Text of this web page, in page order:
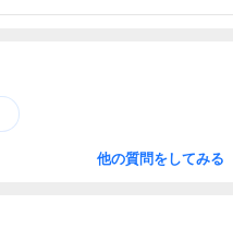
他の質問をしてみる